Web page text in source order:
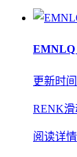
EMNLQ
更新时
RENK滑
阅读详情